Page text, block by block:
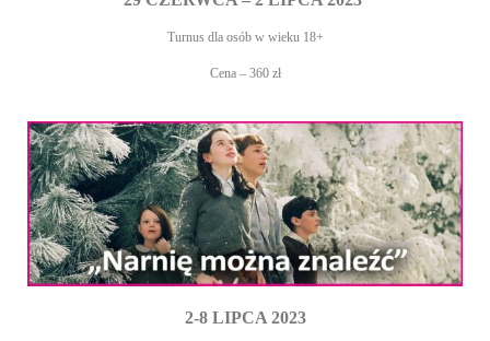
Turnus dla osób w wieku 18+
Cena – 360 zł
2-8 LIPCA 2023